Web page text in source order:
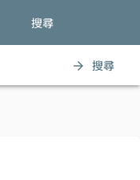
搜尋
arrow_forward 搜尋